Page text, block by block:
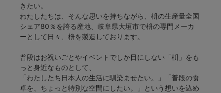
きたい。
わたしたちは、そんな思いを持ちながら、枡の生産量全国
シェア80％を誇る産地、岐阜県大垣市で枡の専門メーカ
ーとして日々、枡を製造しております。
普段はお祝いごとやイベントでしか目にしない「枡」をも
っと身近なものとして、
「わたしたち日本人の生活に馴染ませたい。」「普段の食
卓を、ちょっと特別な空間にしたい。」という想いを込め